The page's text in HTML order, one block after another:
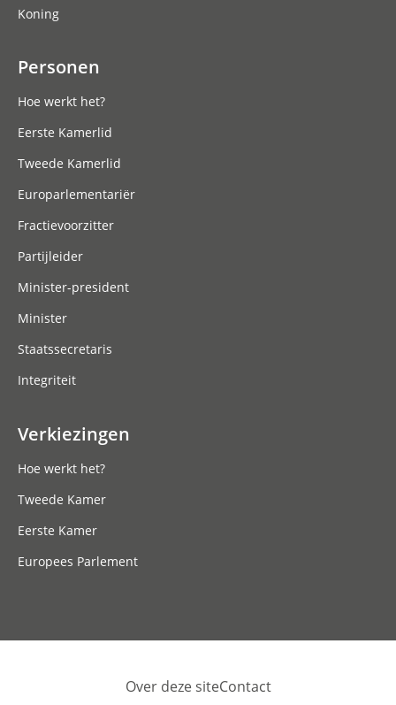
Koning
Personen
Hoe werkt het?
Eerste Kamerlid
Tweede Kamerlid
Europarlementariër
Fractievoorzitter
Partijleider
Minister-president
Minister
Staatssecretaris
Integriteit
Verkiezingen
Hoe werkt het?
Tweede Kamer
Eerste Kamer
Europees Parlement
Over deze siteContact